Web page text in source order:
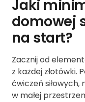
Jaki
domowej
na start?
Zacznij od
z każdej złotówki.
ćwiczeń
w małej